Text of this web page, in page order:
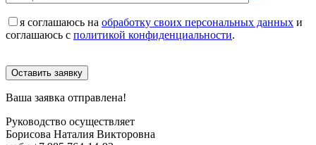
я соглашаюсь на обработку своих персональных данных и
соглашаюсь с политикой конфиденциальности.
Оставить заявку
Ваша заявка отправлена!
Руководство осуществляет
Борисова Наталия Викторовна